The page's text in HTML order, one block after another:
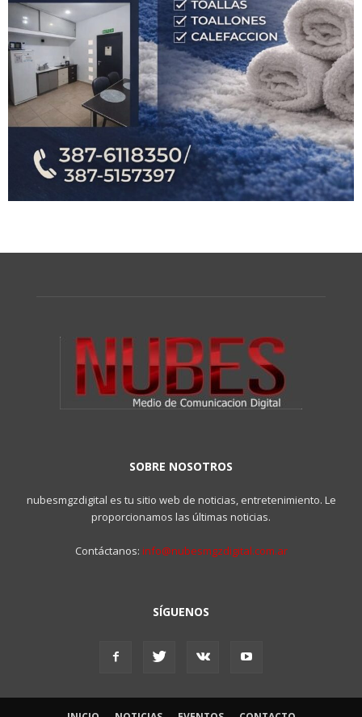
SOBRE NOSOTROS
nubesmgzdigital es tu sitio web de noticias, entretenimiento. Le
proporcionamos las últimas noticias.
Contáctanos: info@nubesmgzdigital.com.ar
SÍGUENOS